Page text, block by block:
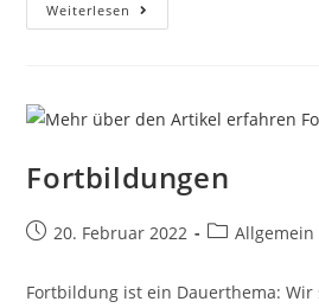
Weiterlesen
Fortbildungen
20. Februar 2022 Allgemein
Fortbildung ist ein Dauerthema: